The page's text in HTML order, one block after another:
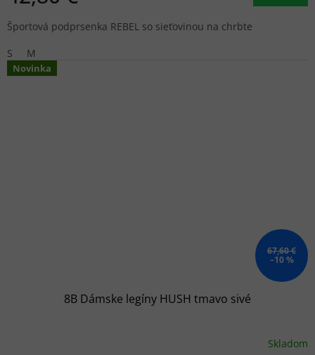
Športová podprsenka REBEL so sieťovinou na chrbte
S
M
Novinka
67,60 €
–10 %
8B Dámske legíny HUSH tmavo sivé
Skladom